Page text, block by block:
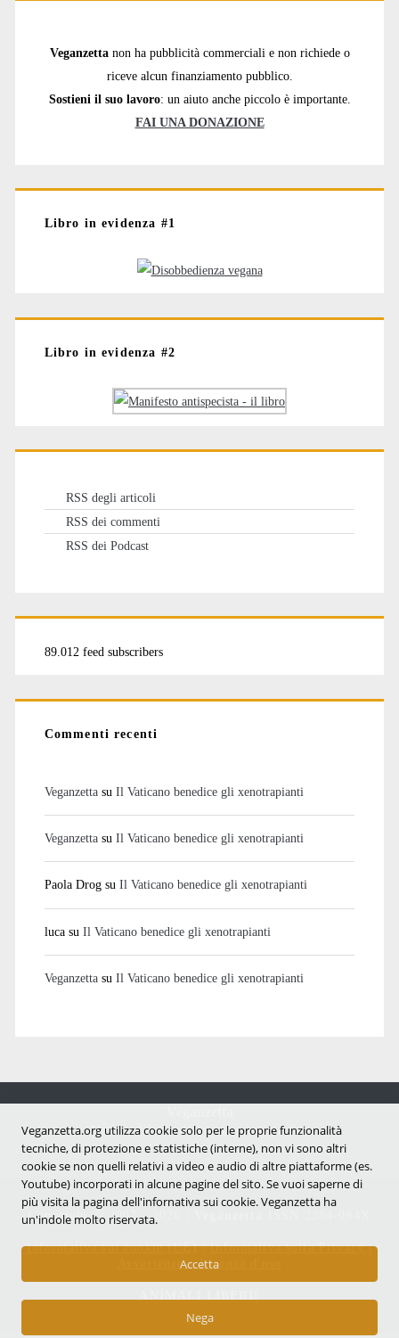
Veganzetta non ha pubblicità commerciali e non richiede o
riceve alcun finanziamento pubblico.
Sostieni il suo lavoro: un aiuto anche piccolo è importante.
FAI UNA DONAZIONE
Libro in evidenza #1
Libro in evidenza #2
RSS degli articoli
RSS dei commenti
RSS dei Podcast
89.012 feed subscribers
Commenti recenti
Veganzettasu Il Vaticano benedice gli xenotrapianti
Veganzettasu Il Vaticano benedice gli xenotrapianti
Paola Drogsu Il Vaticano benedice gli xenotrapianti
lucasu Il Vaticano benedice gli xenotrapianti
Veganzettasu Il Vaticano benedice gli xenotrapianti
Notizie dal mondo vegan e antispecista
Copyright © 2007 - 2026 |
Informativa sui cookie (UE)|Informativa sulla Privacy|
Avvertenze e Licenza d'uso
Veganzetta.org utilizza cookie solo per le proprie funzionalità
tecniche, di protezione e statistiche (interne), non vi sono altri
cookie se non quelli relativi a video e audio di altre piattaforme (es.
Youtube) incorporati in alcune pagine del sito. Se vuoi saperne di
più visita la pagina dell'infornativa sui cookie. Veganzetta ha
un'indole molto riservata.
Accetta
Nega